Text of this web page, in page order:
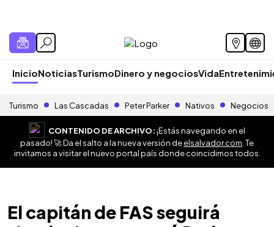
InicioNoticiasTurismoDinero y negociosVida
Turismo Las Cascadas Peter Parker Nativos Negocios
CONTENIDO DE ARCHIVO:¡Estás navegando en el
pasado! 🚀 Da el salto a la nueva versión deelsalvador.com . Te
invitamos a visitar el nuevo portal país donde coincidimos todos.
El capitán de FAS seguirá